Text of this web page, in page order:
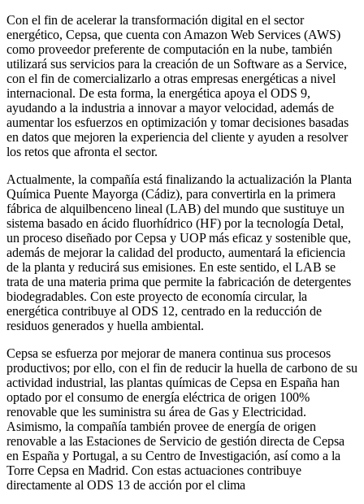
Con el fin de acelerar la transformación digital en el sector
energético, Cepsa, que cuenta con Amazon Web Services (AWS)
como proveedor preferente de computación en la nube, también
utilizará sus servicios para la creación de un Software as a Service,
con el fin de comercializarlo a otras empresas energéticas a nivel
internacional. De esta forma, la energética apoya el ODS 9,
ayudando a la industria a innovar a mayor velocidad, además de
aumentar los esfuerzos en optimización y tomar decisiones basadas
en datos que mejoren la experiencia del cliente y ayuden a resolver
los retos que afronta el sector.
Actualmente, la compañía está finalizando la actualización la Planta
Química Puente Mayorga (Cádiz), para convertirla en la primera
fábrica de alquilbenceno lineal (LAB) del mundo que sustituye un
sistema basado en ácido fluorhídrico (HF) por la tecnología Detal,
un proceso diseñado por Cepsa y UOP más eficaz y sostenible que,
además de mejorar la calidad del producto, aumentará la eficiencia
de la planta y reducirá sus emisiones. En este sentido, el LAB se
trata de una materia prima que permite la fabricación de detergentes
biodegradables. Con este proyecto de economía circular, la
energética contribuye al ODS 12, centrado en la reducción de
residuos generados y huella ambiental.
Cepsa se esfuerza por mejorar de manera continua sus procesos
productivos; por ello, con el fin de reducir la huella de carbono de su
actividad industrial, las plantas químicas de Cepsa en España han
optado por el consumo de energía eléctrica de origen 100%
renovable que les suministra su área de Gas y Electricidad.
Asimismo, la compañía también provee de energía de origen
renovable a las Estaciones de Servicio de gestión directa de Cepsa
en España y Portugal, a su Centro de Investigación, así como a la
Torre Cepsa en Madrid. Con estas actuaciones contribuye
directamente al ODS 13 de acción por el clima